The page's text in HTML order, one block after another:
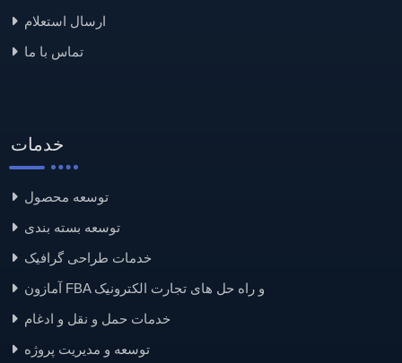
ارسال استعلام
تماس با ما
خدمات
توسعه محصول
توسعه بسته بندی
خدمات طراحی گرافیک
آمازون FBA و راه حل های تجارت الکترونیک
خدمات حمل و نقل و ادغام
توسعه و مدیریت پروژه